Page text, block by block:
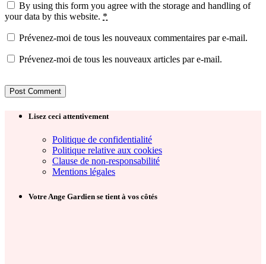
By using this form you agree with the storage and handling of
your data by this website. *
Prévenez-moi de tous les nouveaux commentaires par e-mail.
Prévenez-moi de tous les nouveaux articles par e-mail.
Lisez ceci attentivement
Politique de confidentialité
Politique relative aux cookies
Clause de non-responsabilité
Mentions légales
Votre Ange Gardien se tient à vos côtés